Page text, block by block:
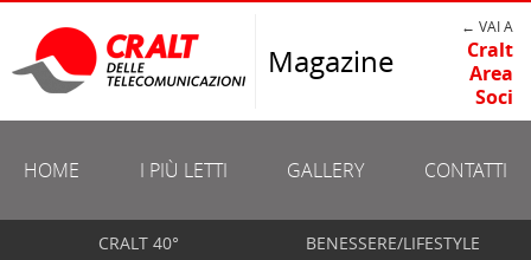
Magazine
← VAI A
Cralt
Area
Soci
HOME I PIÙ LETTI GALLERY CONTATTI
CRALT 40°
BENESSERE/LIFESTYLE